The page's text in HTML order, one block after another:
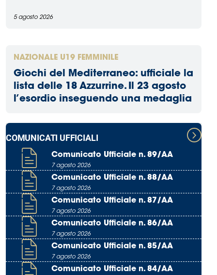
5 agosto 2026
NAZIONALE U19 FEMMINILE
Giochi del Mediterraneo: ufficiale la
lista delle 18 Azzurrine. Il 23 agosto
l’esordio inseguendo una medaglia
COMUNICATI UFFICIALI
Comunicato Ufficiale n. 89/AA
7 agosto 2026
Comunicato Ufficiale n. 88/AA
7 agosto 2026
Comunicato Ufficiale n. 87/AA
7 agosto 2026
Comunicato Ufficiale n. 86/AA
7 agosto 2026
Comunicato Ufficiale n. 85/AA
7 agosto 2026
Comunicato Ufficiale n. 84/AA